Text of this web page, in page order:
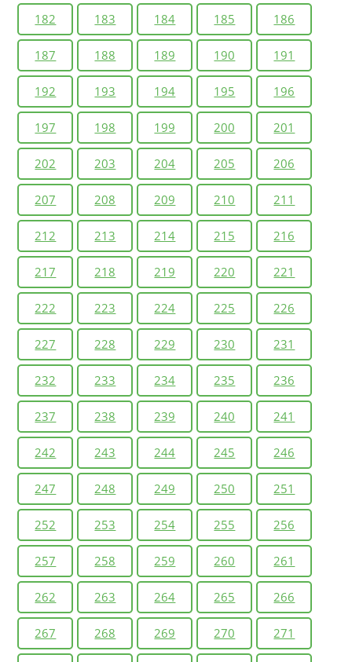
182 183 184 185 186
187 188 189 190 191
192 193 194 195 196
197 198 199 200 201
202 203 204 205 206
207 208 209 210 211
212 213 214 215 216
217 218 219 220 221
222 223 224 225 226
227 228 229 230 231
232 233 234 235 236
237 238 239 240 241
242 243 244 245 246
247 248 249 250 251
252 253 254 255 256
257 258 259 260 261
262 263 264 265 266
267 268 269 270 271